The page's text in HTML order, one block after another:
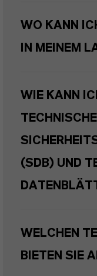
WO KANN
IN MEINEM
WIE KANN
(SDB) UND
WELCHEN
BIETEN SIE